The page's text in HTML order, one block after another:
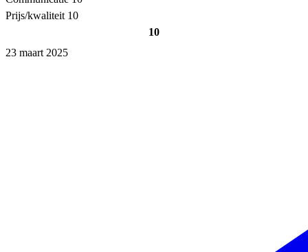
Prijs/kwaliteit 10
10
23 maart 2025